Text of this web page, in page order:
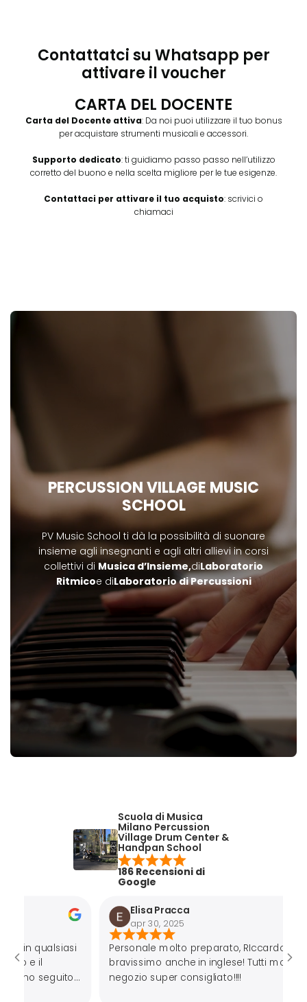
Contattatci su Whatsapp per
attivare il voucher
CARTA DEL DOCENTE
Carta del Docente attiva: Da noi puoi utilizzare il tuo bonus
per acquistare strumenti musicali e accessori.
Supporto dedicato: ti guidiamo passo passo nell’utilizzo
corretto del buono e nella scelta migliore per le tue esigenze.
Contattaci per attivare il tuo acquisto: scrivici o
chiamaci
PERCUSSION VILLAGE MUSIC
SCHOOL
PV Music School ti dà la possibilità di suonare
insieme agli insegnanti e agli altri allievi in corsi
collettivi di Musica d’Insieme,diLaboratorio
Ritmicoe diLaboratorio di Percussioni
Scuola di Musica
Milano Percussion
Village Drum Center &
Handpan School
186 Recensioni di
Google
Elisa Pracca
apr 30, 2025
Personale molto preparato, RIccardo
bravissimo anche in inglese! Tutti molto gentili,
negozio super consigliato!!!!